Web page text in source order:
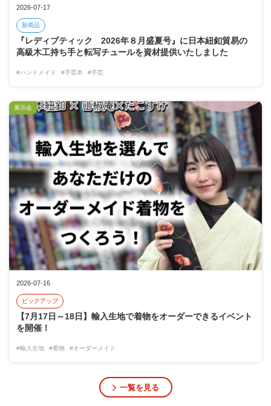
2026-07-17
新商品
『レディブティック 2026年８月盛夏号』に日本紐釦貿易の
高級木工持ち手と転写チュールを資材提供いたしました
#ハンドメイド #手芸本 #手芸
2026-07-16
ピックアップ
【7月17日～18日】輸入生地で着物をオーダーできるイベント
を開催！
#輸入生地 #着物 #オーダーメイド
展示会
一覧を見る